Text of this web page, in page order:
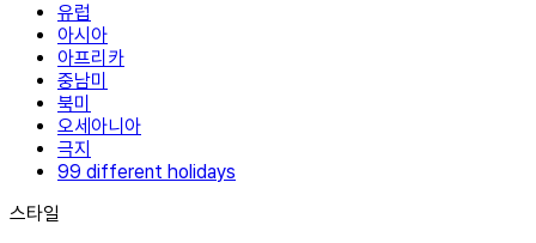
유럽
아시아
아프리카
중남미
북미
오세아니아
극지
99 different holidays
스타일